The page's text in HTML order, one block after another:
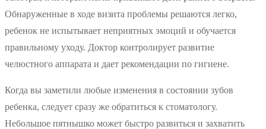
Обнаруженные в ходе визита проблемы решаются легко,
ребенок не испытывает неприятных эмоций и обучается
правильному уходу. Доктор контролирует развитие
челюстного аппарата и дает рекомендации по гигиене.
Когда вы заметили любые изменения в состоянии зубов
ребенка, следует сразу же обратиться к стоматологу.
Небольшое пятнышко может быстро развиться и захватить